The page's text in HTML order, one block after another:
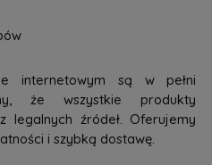
internetowym są w pełni
że wszystkie produkty
źródeł. Oferujemy
i szybką dostawę.